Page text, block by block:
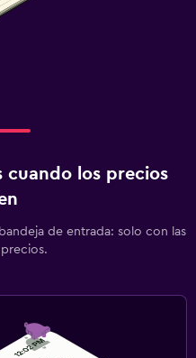
cuando los precios
de entrada: solo con las